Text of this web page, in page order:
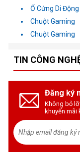
Ổ Cứng Di Động
Chuột Gaming
Chuột Gaming
TIN CÔNG
Đăng ký
Không bỏ
khuyến mãi